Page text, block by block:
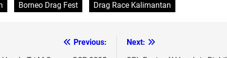
Borneo Drag Fest Drag Race Kalimantan
Previous:
Next: